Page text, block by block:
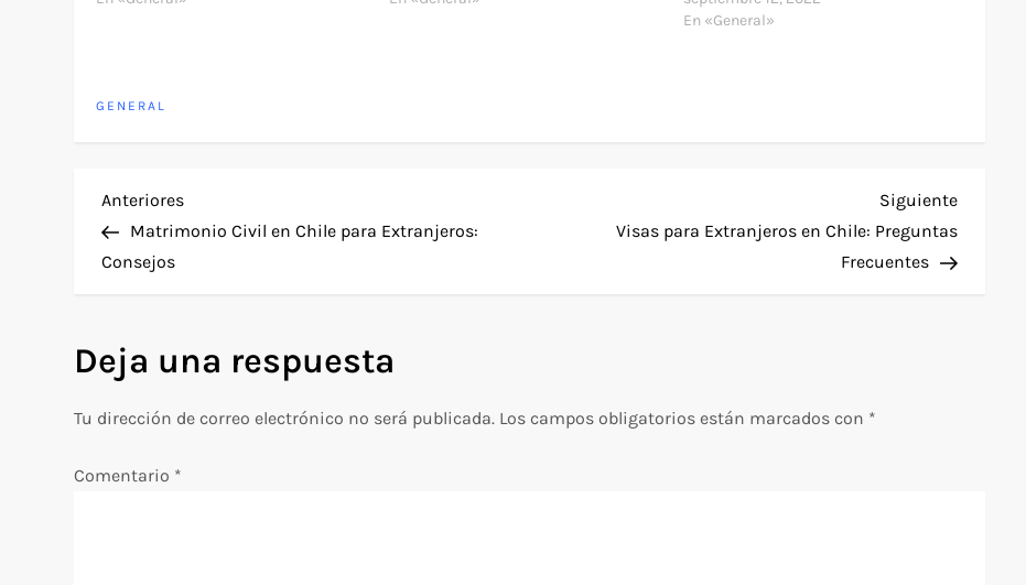
En «General»
GENERAL
N
a
e
g
a
Entrada
anterior
Anteriores
Matrimonio Civil en Chile para Extranjeros:
Consejos
Siguiente
entrada
Siguiente
Visas para Extranjeros en Chile: Preguntas
Frecuentes
Deja una respuesta
Tu dirección de correo electrónico no será publicada. Los campos obligatorios están marcados con *
Comentario *